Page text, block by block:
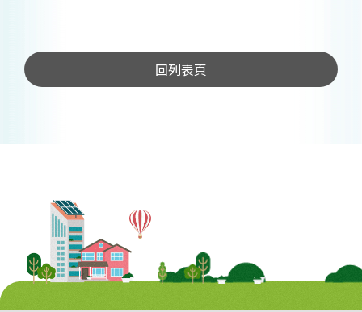
回列表頁